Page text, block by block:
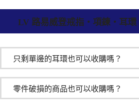
LV 路易威登戒指・項鍊・耳環
只剩單邊的耳環也可以收購嗎？
零件破損的商品也可以收購嗎？